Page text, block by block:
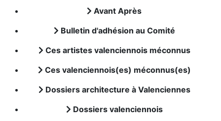
Avant Après
Bulletin d'adhésion au Comité
Ces artistes valenciennois méconnus
Ces valenciennois(es) méconnus(es)
Dossiers architecture à Valenciennes
Dossiers valenciennois